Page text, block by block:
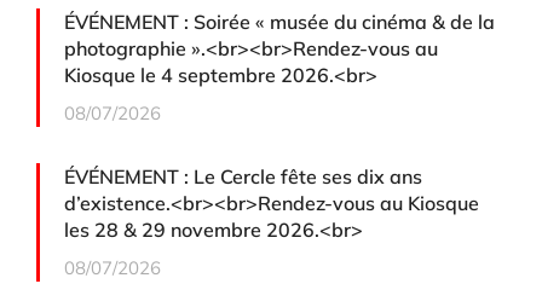
ÉVÉNEMENT : Soirée « musée du cinéma & de la
photographie ».<br><br>Rendez-vous au
Kiosque le 4 septembre 2026.<br>
08/07/2026
ÉVÉNEMENT : Le Cercle fête ses dix ans
d’existence.<br><br>Rendez-vous au Kiosque
les 28 & 29 novembre 2026.<br>
08/07/2026